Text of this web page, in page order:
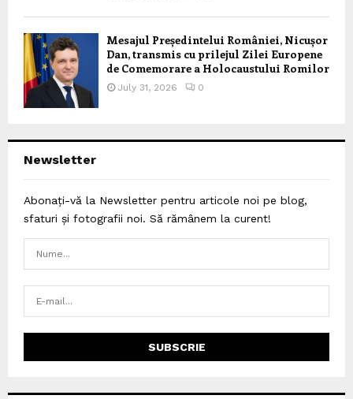
Mesajul Președintelui României, Nicușor
Dan, transmis cu prilejul Zilei Europene
de Comemorare a Holocaustului Romilor
July 31, 2026 0
Newsletter
Abonați-vă la Newsletter pentru articole noi pe blog,
sfaturi și fotografii noi. Să rămânem la curent!